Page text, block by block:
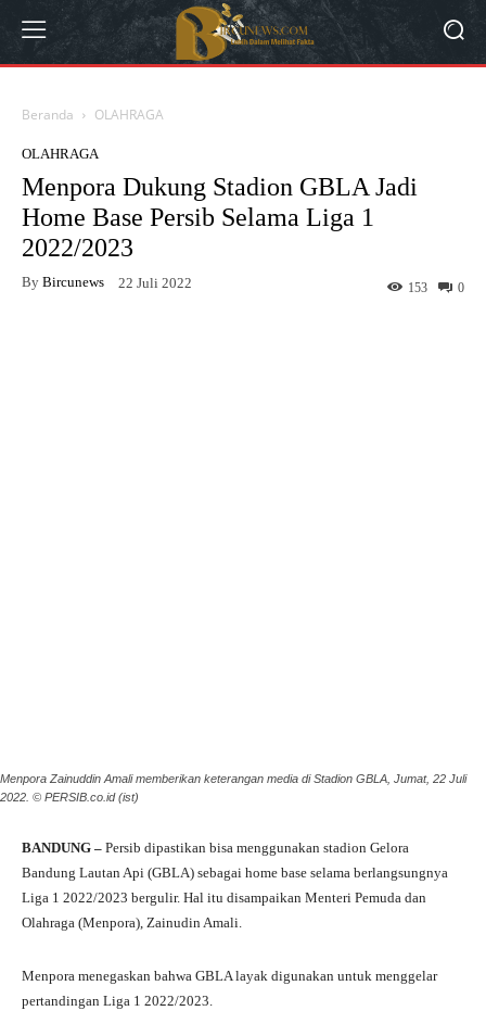
Beranda OLAHRAGA
OLAHRAGA
Menpora Dukung Stadion GBLA Jadi
Home Base Persib Selama Liga 1
2022/2023
By Bircunews 22 Juli 2022 0
153
Menpora Zainuddin Amali memberikan keterangan media di Stadion GBLA, Jumat, 22 Juli
2022. © PERSIB.co.id (ist)
BANDUNG – Persib dipastikan bisa menggunakan stadion Gelora
Bandung Lautan Api (GBLA) sebagai home base selama berlangsungnya
Liga 1 2022/2023 bergulir. Hal itu disampaikan Menteri Pemuda dan
Olahraga (Menpora), Zainudin Amali.
Menpora menegaskan bahwa GBLA layak digunakan untuk menggelar
pertandingan Liga 1 2022/2023.